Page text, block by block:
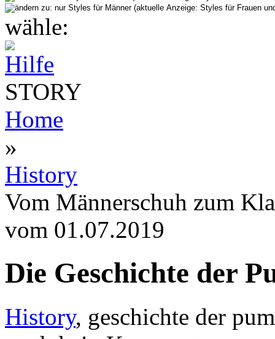
wähle:
STORY
Home
»
History
Vom Männerschuh zum
vom 01.07.2019
Die Geschichte der
History, geschichte der